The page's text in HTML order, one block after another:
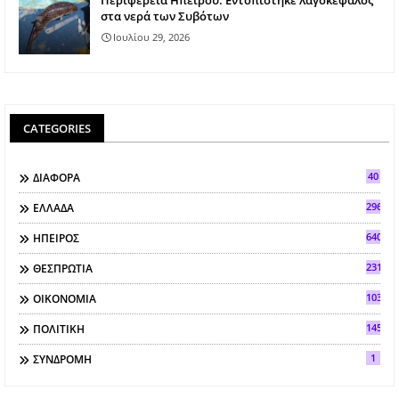
στα νερά των Συβότων
Ιουλίου 29, 2026
CATEGORIES
ΔΙΑΦΟΡΑ 40
ΕΛΛΑΔΑ 296
ΗΠΕΙΡΟΣ 640
ΘΕΣΠΡΩΤΙΑ 2317
ΟΙΚΟΝΟΜΙΑ 103
ΠΟΛΙΤΙΚΗ 145
ΣΥΝΔΡΟΜΗ 1